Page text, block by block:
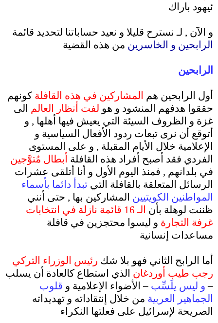
ئيهود باراك
و الآن , لـ نسترح قليلا و نعيد حساباتنا لتحديد قائمة
الرابحين و الخاسرين من هذه القضية
الرابحين
أول الرابحين هم
المشاركين في هذه القافلة كونهم
حققوا هدفهم المنشود و هو لفت أنظار العالم الى
غزة و الظروف السيئة التي يعيش فيها أهلها , و
أتوقع أن نرى تبعات ردود الأفعال السياسية و
الإعلامية خلال الأيام المقبلة , و على المستوى
الفردي فقد أصبح أفراد هذه القافلة أبطال مُتوَّجين
في بلدانهم , فمنذ اليوم الأول و أنا أتلقى عشرات
الرسائل المتعلقة بالقافلة التي تبدأ دائما بأسماء
المواطنين الكويتيين المشاركين بها , حتى أنني
ظننت لوهلة بأن
الـ 16 قائمة نازلة في انتخابات
غرفة التجارة و ليسوا محتجزين في قافلة
مساعدات إنسانية
أما الرابح الثاني فهو بلا شك رئيس الوزراء التركي
رجب طيب أوردغان الذي استطاع كالعادة أن يسلب
– و ليس يلَسِّب – الأضواء الإعلامية و قلوب
الجماهير العربية من خلال إنتقاداته و تهديداته
الصريحة لإسرائيل على فعلتها النكراء